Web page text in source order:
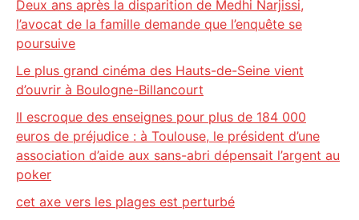
Deux ans après la disparition de Medhi Narjissi,
l’avocat de la famille demande que l’enquête se
poursuive
Le plus grand cinéma des Hauts-de-Seine vient
d’ouvrir à Boulogne-Billancourt
Il escroque des enseignes pour plus de 184 000
euros de préjudice : à Toulouse, le président d’une
association d’aide aux sans-abri dépensait l’argent au
poker
cet axe vers les plages est perturbé